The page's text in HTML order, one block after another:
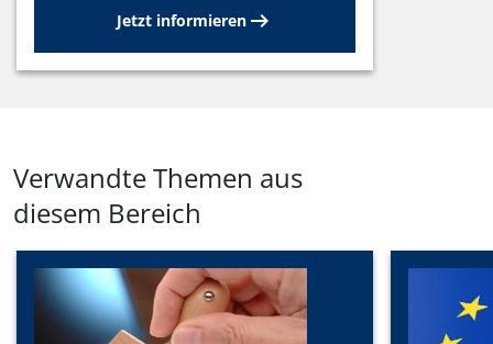
Jetzt informieren
Verwandte Themen aus
diesem Bereich